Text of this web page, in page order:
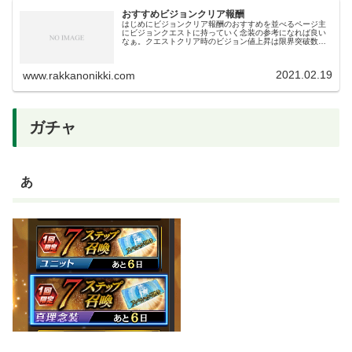
おすすめビジョンクリア報酬
はじめにビジョンクリア報酬のおすすめを並べるページ主
にビジョンクエストに持っていく念装の参考になれば良い
なぁ。クエストクリア時のビジョン値上昇は限界突破数に
www.rakkanonikki.com 2021.02.19
ガチャ
あ